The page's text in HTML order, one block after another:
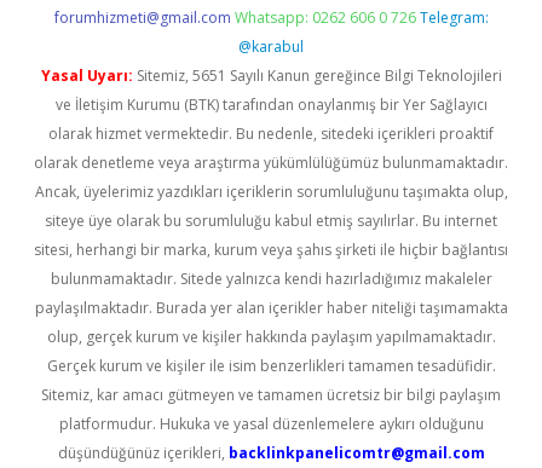
forumhizmeti@gmail.com Whatsapp: 0262 606 0 726 Telegram:
@karabul
Yasal Uyarı: Sitemiz, 5651 Sayılı Kanun gereğince Bilgi Teknolojileri
ve İletişim Kurumu (BTK) tarafından onaylanmış bir Yer Sağlayıcı
olarak hizmet vermektedir. Bu nedenle, sitedeki içerikleri proaktif
olarak denetleme veya araştırma yükümlülüğümüz bulunmamaktadır.
Ancak, üyelerimiz yazdıkları içeriklerin sorumluluğunu taşımakta olup,
siteye üye olarak bu sorumluluğu kabul etmiş sayılırlar. Bu internet
sitesi, herhangi bir marka, kurum veya şahıs şirketi ile hiçbir bağlantısı
bulunmamaktadır. Sitede yalnızca kendi hazırladığımız makaleler
paylaşılmaktadır. Burada yer alan içerikler haber niteliği taşımamakta
olup, gerçek kurum ve kişiler hakkında paylaşım yapılmamaktadır.
Gerçek kurum ve kişiler ile isim benzerlikleri tamamen tesadüfidir.
Sitemiz, kar amacı gütmeyen ve tamamen ücretsiz bir bilgi paylaşım
platformudur. Hukuka ve yasal düzenlemelere aykırı olduğunu
düşündüğünüz içerikleri, backlinkpanelicomtr@gmail.com